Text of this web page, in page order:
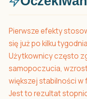
Pierwsze efekty
się już po kilku
Użytkownicy często
samopoczucia,
większej stabilności w
Jest to rezultat